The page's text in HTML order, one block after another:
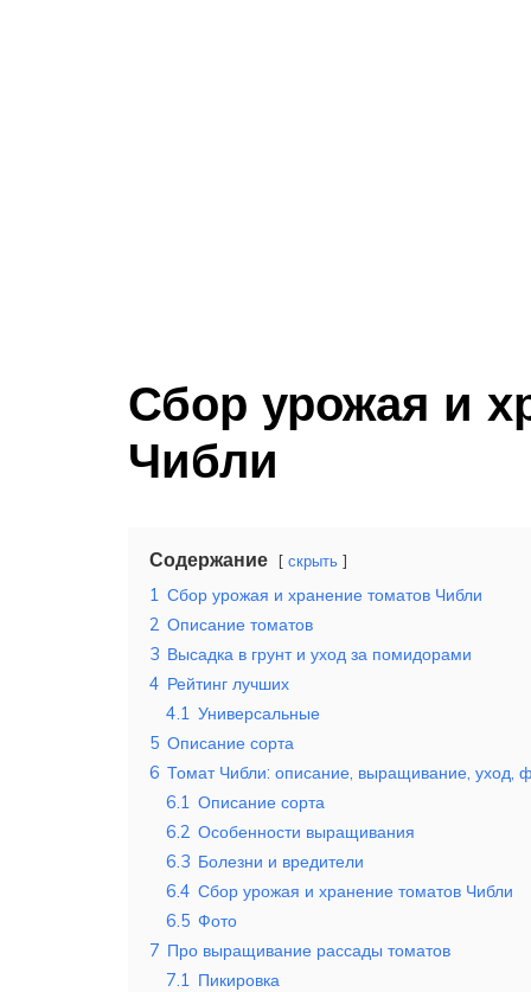
Сбор урожая и
Чибли
Содержание скрыть
1 Сбор урожая и хранение томатов Чибли
2 Описание томатов
3 Высадка в грунт и уход за помидорами
4 Рейтинг лучших
4.1 Универсальные
5 Описание сорта
6 Томат Чибли: описание, выращивание, уход,
6.1 Описание сорта
6.2 Особенности выращивания
6.3 Болезни и вредители
6.4 Сбор урожая и хранение томатов Чибли
6.5 Фото
7 Про выращивание рассады томатов
7.1 Пикировка